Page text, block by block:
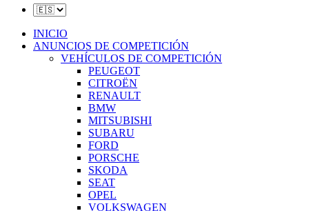
INICIO
ANUNCIOS DE COMPETICIÓN
VEHÍCULOS DE COMPETICIÓN
PEUGEOT
CITROËN
RENAULT
BMW
MITSUBISHI
SUBARU
FORD
PORSCHE
SKODA
SEAT
OPEL
VOLKSWAGEN